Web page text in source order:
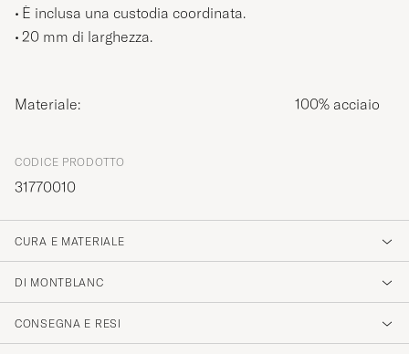
È inclusa una custodia coordinata.
20 mm di larghezza.
Materiale: 100% acciaio
CODICE PRODOTTO
31770010
CURA E MATERIALE
DI MONTBLANC
CONSEGNA E RESI